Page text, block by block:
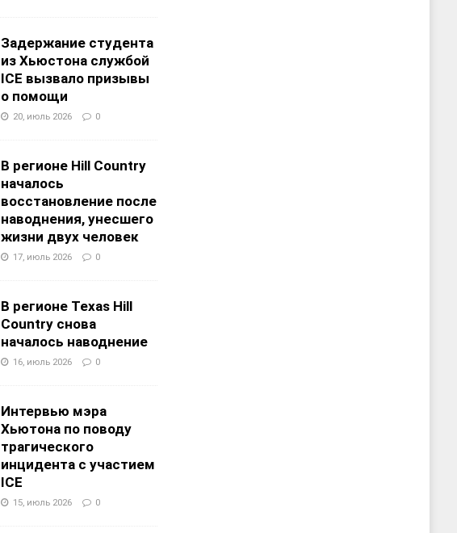
Задержание студента
из Хьюстона службой
ICE вызвало призывы
о помощи
20, июль 2026 0
В регионе Hill Country
началось
восстановление после
наводнения, унесшего
жизни двух человек
17, июль 2026 0
В регионе Texas Hill
Country снова
началось наводнение
16, июль 2026 0
Интервью мэра
Хьютона по поводу
трагического
инцидента с участием
ICE
15, июль 2026 0